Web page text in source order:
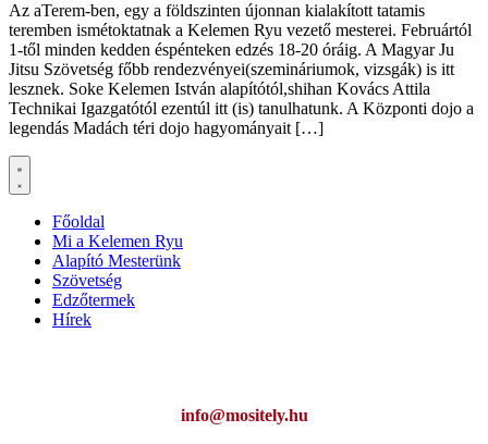
Az aTerem-ben, egy a földszinten újonnan kialakított tatamis
teremben ismétoktatnak a Kelemen Ryu vezető mesterei. Februártól
1-től minden kedden éspénteken edzés 18-20 óráig. A Magyar Ju
Jitsu Szövetség főbb rendezvényei(szemináriumok, vizsgák) is itt
lesznek. Soke Kelemen István alapítótól,shihan Kovács Attila
Technikai Igazgatótól ezentúl itt (is) tanulhatunk. A Központi dojo a
legendás Madách téri dojo hagyományait […]
Főoldal
Mi a Kelemen Ryu
Alapító Mesterünk
Szövetség
Edzőtermek
Hírek
info@mositely.hu